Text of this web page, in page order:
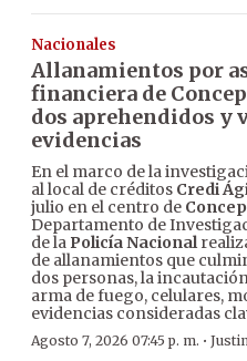
Nacionales
Allanamientos por
financiera de
dos aprehendidos y
evidencias
En el marco de la
al local de créditos Credi
julio en el centro de
Departamento de
de la Policía Nacional
de allanamientos que
dos personas, la
arma de fuego, celulares,
evidencias consideradas
Agosto 7, 2026 07:45 p. m. ·